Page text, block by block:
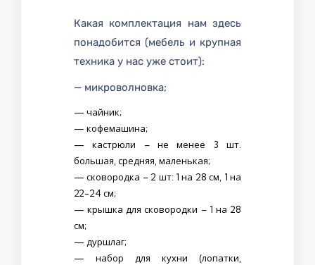
Какая комплектация нам здесь
понадобится (мебель и крупная
техника у нас уже стоит):
— микроволновка;
— чайник;
— кофемашина;
— кастрюли – не менее 3 шт.
большая, средняя, маленькая;
— сковородка – 2 шт: 1 на 28 см, 1 на
22-24 см;
— крышка для сковородки – 1 на 28
см;
— дуршлаг;
— набор для кухни (лопатки,